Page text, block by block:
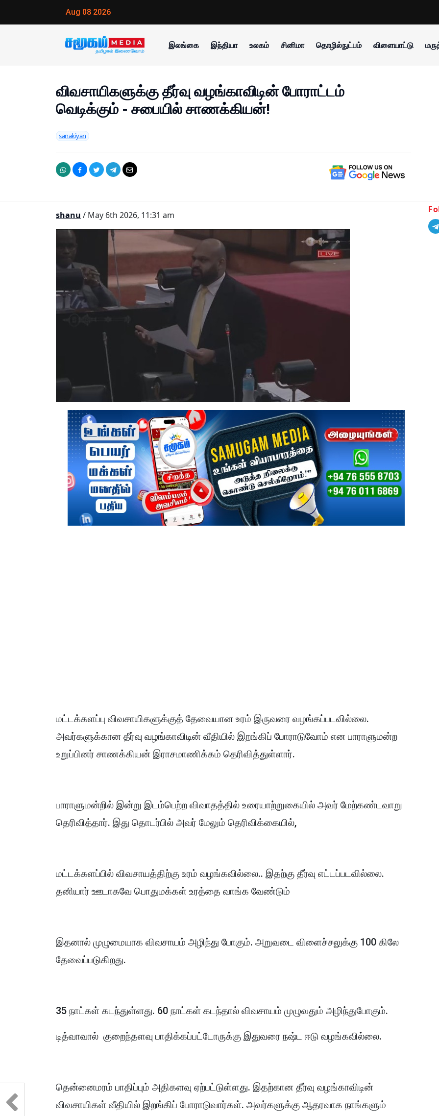
Aug 08 2026
இலங்கை இந்தியா உலகம் சினிமா தொழில்நுட்பம் விளையாட்டு
விவசாயிகளுக்கு தீர்வு வழங்காவிடின் போராட்டம்
வெடிக்கும் - சபையில் சாணக்கியன்!
sanakiyan
shanu / May 6th 2026, 11:31 am
மட்டக்களப்பு விவசாயிகளுக்குத் தேவையான உரம் இருவரை வழங்கப்படவில்லை.
அவர்களுக்கான தீர்வு வழங்காவிடின் வீதியில் இறங்கிப் போராடுவோம் என பாராளுமன்ற
உறுப்பினர் சாணக்கியன் இராசமாணிக்கம் தெரிவித்துள்ளார்.
பாராளுமன்றில் இன்று இடம்பெற்ற விவாதத்தில் உரையாற்றுகையில் அவர் மேற்கண்டவாறு
தெரிவித்தார். இது தொடர்பில் அவர் மேலும் தெரிவிக்கையில்,
மட்டக்களப்பில் விவசாயத்திற்கு உரம் வழங்கவில்லை.. இதற்கு தீர்வு எட்டப்படவில்லை.
தனியார் ஊடாகவே பொதுமக்கள் உரத்தை வாங்க வேண்டும்
இதனால் முழுமையாக விவசாயம் அழிந்து போகும். அறுவடை விளைச்சலுக்கு 100 கிலே
தேவைப்படுகிறது.
35 நாட்கள் கடந்துள்ளது. 60 நாட்கள் கடந்தால் விவசாயம் முழுவதும் அழிந்துபோகும்.
டித்வாவால் குறைந்தளவு பாதிக்கப்பட்டோருக்கு இதுவரை நஷ்ட ஈடு வழங்கவில்லை.
தென்னைமரம் பாதிப்பும் அதிகளவு ஏற்பட்டுள்ளது. இதற்கான தீர்வு வழங்காவிடின்
விவசாயிகள் வீதியில் இறங்கிப் போராடுவார்கள். அவர்களுக்கு ஆதரவாக நாங்களும்